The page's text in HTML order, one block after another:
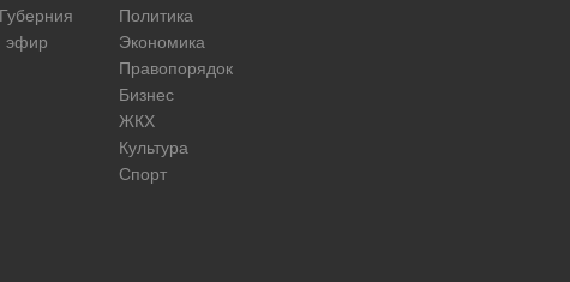
эфир
Политика
Экономика
Правопорядок
Бизнес
ЖКХ
Культура
Спорт